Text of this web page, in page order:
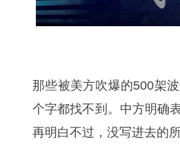
那些被美方吹爆的500架
个字都找不到。中方明确
再明白不过，没写进去的